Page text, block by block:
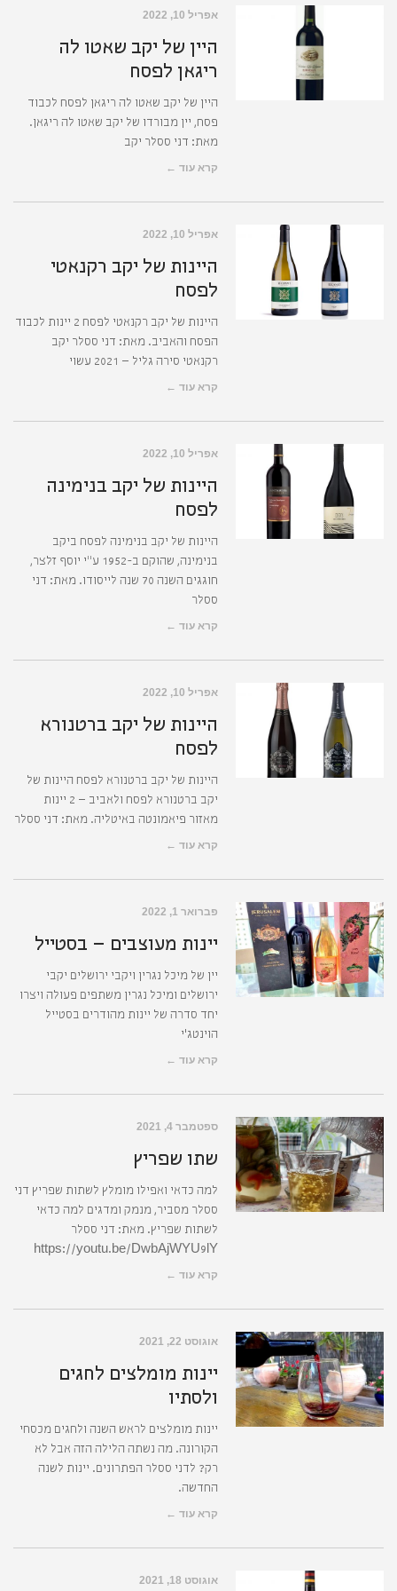
אפריל 10, 2022
היין של יקב שאטו לה
ריגאן לפסח
היין של יקב שאטו לה ריגאן לפסח לכבוד
פסח, יין מבורדו של יקב שאטו לה ריגאן.
מאת: דני ססלר יקב
קרא עוד ←
אפריל 10, 2022
היינות של יקב רקנאטי
לפסח
היינות של יקב רקנאטי לפסח 2 יינות לכבוד
הפסח והאביב. מאת: דני ססלר יקב
רקנאטי סירה גליל – 2021 עשוי
קרא עוד ←
אפריל 10, 2022
היינות של יקב בנימינה
לפסח
היינות של יקב בנימינה לפסח ביקב
בנימינה, שהוקם ב-1952 ע"י יוסף זלצר,
חוגגים השנה 70 שנה לייסודו. מאת: דני
ססלר
קרא עוד ←
אפריל 10, 2022
היינות של יקב ברטנורא
לפסח
היינות של יקב ברטנורא לפסח היינות של
יקב ברטנורא לפסח ולאביב – 2 יינות
מאזור פיאמונטה באיטליה. מאת: דני ססלר
קרא עוד ←
פברואר 1, 2022
יינות מעוצבים – בסטייל
יין של מיכל נגרין ויקבי ירושלים יקבי
ירושלים ומיכל נגרין משתפים פעולה ויצרו
יחד סדרה של יינות מהודרים בסטייל
הוינטג'י
קרא עוד ←
ספטמבר 4, 2021
שתו שפריץ
למה כדאי ואפילו מומלץ לשתות שפריץ דני
ססלר מסביר, מנמק ומדגים למה כדאי
לשתות שפריץ. מאת: דני ססלר
https://youtu.be/DwbAjWYU9lY
קרא עוד ←
אוגוסט 22, 2021
יינות מומלצים לחגים
ולסתיו
יינות מומלצים לראש השנה ולחגים מכסחי
הקורונה. מה נשתה הלילה הזה אבל לא
רק? לדני ססלר הפתרונים. יינות לשנה
החדשה.
קרא עוד ←
אוגוסט 18, 2021